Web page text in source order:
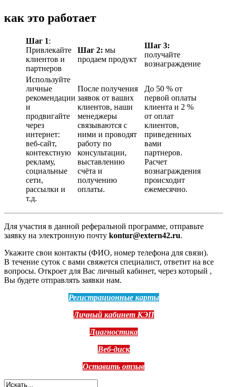
как это работает
Шаг 1:
Привлекайте
клиентов и
партнеров
Шаг 2: мы
продаем продукт
Шаг 3:
получайте
вознаграждение
Используйте
личные
рекомендации
и
продвигайте
через
интернет:
веб-сайт,
контекстную
рекламу,
социальные
сети,
рассылки и
т.д.
После получения
заявок от ваших
клиентов, наши
менеджеры
связываются с
ними и проводят
работу по
консультации,
выставлению
счёта и
получению
оплаты.
До 50 % от
первой оплаты
клиента и 2 %
от оплат
клиентов,
приведенных
вами
партнеров.
Расчет
вознаграждения
происходит
ежемесячно.
Для участия в данной реферальной программе, отправьте
заявку на электронную почту kontur@extern42.ru.
Укажите свои контакты (ФИО, номер телефона для связи).
В течение суток с вами свяжется специалист, ответит на все
вопросы. Откроет для Вас личный кабинет, через который ,
Вы будете отправлять заявки нам.
Регистрационные карты
Личный кабинет КЭП
Диагностика
Веб-диск
Оставить отзыв